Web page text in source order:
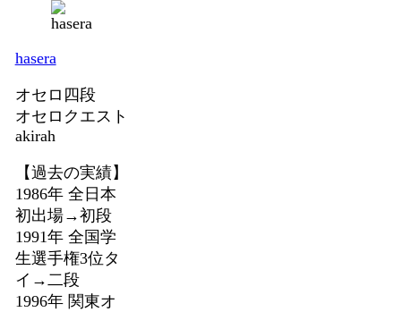
hasera
オセロ四段
オセロクエスト
akirah
【過去の実績】
1986年 全日本
初出場→初段
1991年 全国学
生選手権3位タ
イ→二段
1996年 関東オ